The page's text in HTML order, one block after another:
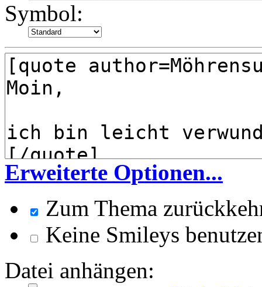
Symbol:
Erweiterte Optionen...
Zum Thema
Keine Smileys
Datei anhängen: